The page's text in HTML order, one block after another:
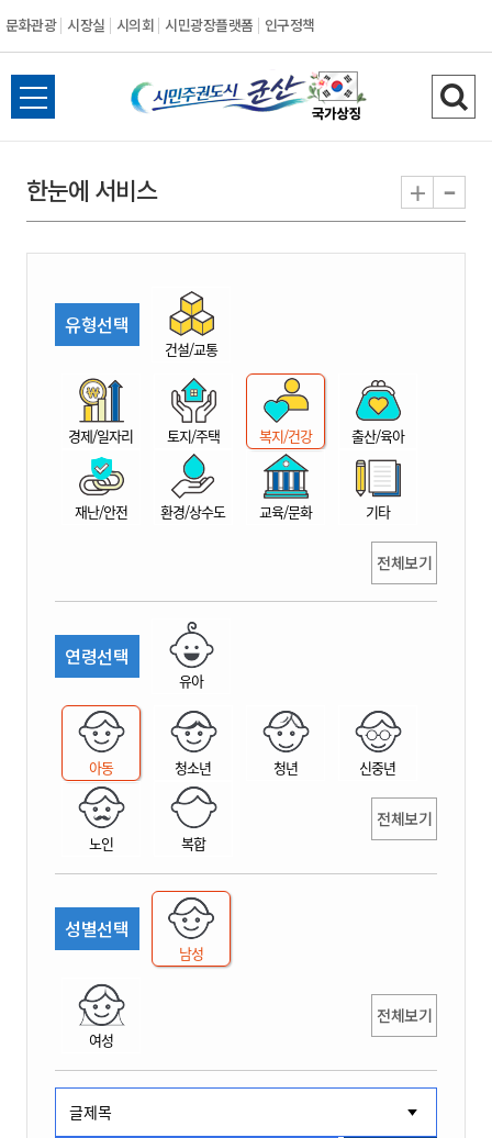
문화관광 시장실 시의회 시민광장플랫폼 인구정책
시
민
권
시
산
전
체
뉴
열
검
색
기
한눈에 서비스 + -
유형선택
건설/교통
경제/일자리 토지/주택 복지/건강 출산/육아
재난/안전 환경/상수도 교육/문화 기타
전체보기
연령선택
유아
아동 청소년 청년 신중년
노인 복합
전체보기
성별선택
남성
여성
전체보기